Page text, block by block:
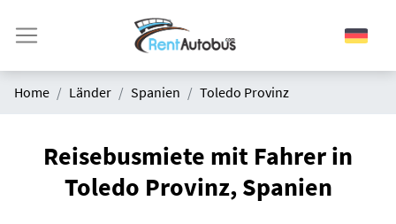
Home Länder Spanien Toledo Provinz
Reisebusmiete mit Fahrer in
Toledo Provinz, Spanien